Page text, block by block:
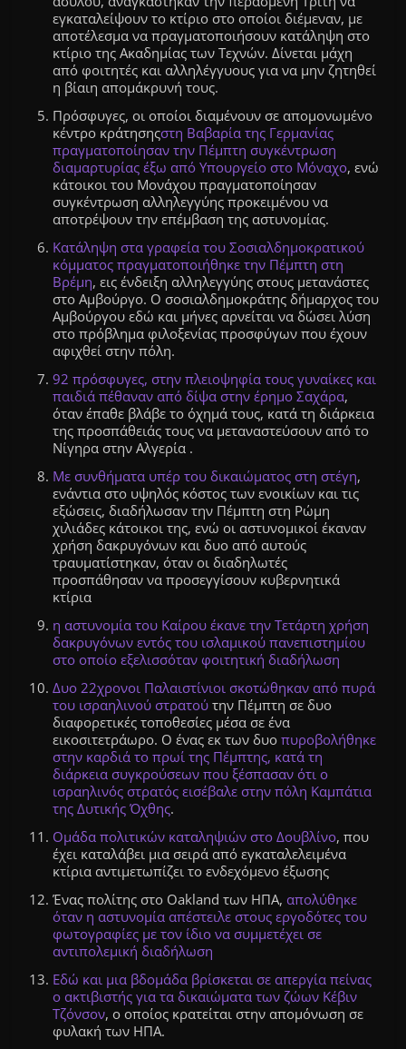
εγκαταλείψουν το κτίριο στο οποίοι διέμεναν, με
αποτέλεσμα να πραγματοποιήσουν κατάληψη στο
κτίριο της Ακαδημίας των Τεχνών. Δίνεται μάχη
από φοιτητές και αλληλέγγυους για να μην ζητηθεί
η βίαιη απομάκρυνή τους.
Πρόσφυγες, οι οποίοι διαμένουν σε απομονωμένο
κέντρο κράτησηςστη Βαβαρία της Γερμανίας
πραγματοποίησαν την Πέμπτη συγκέντρωση
διαμαρτυρίας έξω από Υπουργείο στο Μόναχο, ενώ
κάτοικοι του Μονάχου πραγματοποίησαν
συγκέντρωση αλληλεγγύης προκειμένου να
αποτρέψουν την επέμβαση της αστυνομίας.
Κατάληψη στα γραφεία του Σοσιαλδημοκρατικού
κόμματος πραγματοποιήθηκε την Πέμπτη στη
Βρέμη, εις ένδειξη αλληλεγγύης στους μετανάστες
στο Αμβούργο. Ο σοσιαλδημοκράτης δήμαρχος του
Αμβούργου εδώ και μήνες αρνείται να δώσει λύση
στο πρόβλημα φιλοξενίας προσφύγων που έχουν
αφιχθεί στην πόλη.
92 πρόσφυγες, στην πλειοψηφία τους γυναίκες και
παιδιά πέθαναν από δίψα στην έρημο Σαχάρα,
όταν έπαθε βλάβε το όχημά τους, κατά τη διάρκεια
της προσπάθειάς τους να μεταναστεύσουν από το
Νίγηρα στην Αλγερία .
Με συνθήματα υπέρ του δικαιώματος στη στέγη,
ενάντια στο υψηλός κόστος των ενοικίων και τις
εξώσεις, διαδήλωσαν την Πέμπτη στη Ρώμη
χιλιάδες κάτοικοι της, ενώ οι αστυνομικοί έκαναν
χρήση δακρυγόνων και δυο από αυτούς
τραυματίστηκαν, όταν οι διαδηλωτές
προσπάθησαν να προσεγγίσουν κυβερνητικά
κτίρια
η αστυνομία του Καίρου έκανε την Τετάρτη χρήση
δακρυγόνων εντός του ισλαμικού πανεπιστημίου
στο οποίο εξελισσόταν φοιτητική διαδήλωση
Δυο 22χρονοι Παλαιστίνιοι σκοτώθηκαν από πυρά
του ισραηλινού στρατού την Πέμπτη σε δυο
διαφορετικές τοποθεσίες μέσα σε ένα
εικοσιτετράωρο. Ο ένας εκ των δυοπυροβολήθηκε
στην καρδιά το πρωί της Πέμπτης, κατά τη
διάρκεια συγκρούσεων που ξέσπασαν ότι ο
ισραηλινός στρατός εισέβαλε στην πόλη Καμπάτια
της Δυτικής Όχθης.
Ομάδα πολιτικών καταληψιών στο Δουβλίνο, που
έχει καταλάβει μια σειρά από εγκαταλελειμένα
κτίρια αντιμετωπίζει το ενδεχόμενο έξωσης
Ένας πολίτης στο Oakland των ΗΠΑ, απολύθηκε
όταν η αστυνομία απέστειλε στους εργοδότες του
φωτογραφίες με τον ίδιο να συμμετέχει σε
αντιπολεμική διαδήλωση
Εδώ και μια βδομάδα βρίσκεται σε απεργία πείνας
ο ακτιβιστής για τα δικαιώματα των ζώων Κέβιν
Τζόνσον, ο οποίος κρατείται στην απομόνωση σε
φυλακή των ΗΠΑ.